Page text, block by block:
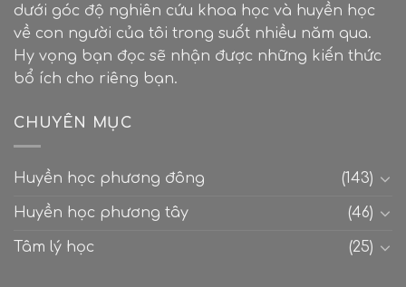
dưới góc độ nghiên cứu khoa học và huyền học
về con người của tôi trong suốt nhiều năm qua.
Hy vọng bạn đọc sẽ nhận được những kiến thức
bổ ích cho riêng bạn.
CHUYÊN MỤC
Huyền học phương đông (143)
Huyền học phương tây (46)
Tâm lý học (25)